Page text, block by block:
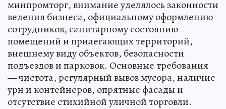
минпромторг, внимание уделялось законности
ведения бизнеса, официальному оформлению
сотрудников, санитарному состоянию
помещений и прилегающих территорий,
внешнему виду объектов, безопасности
подъездов и парковок. Основные требования
— чистота, регулярный вывоз мусора, наличие
урн и контейнеров, опрятные фасады и
отсутствие стихийной уличной торговли.